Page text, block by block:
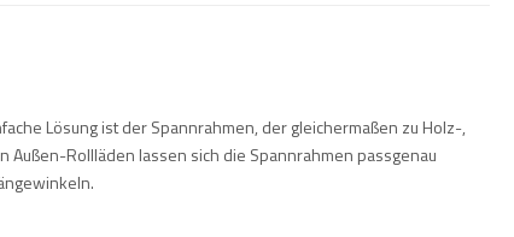
Lösung ist der Spannrahmen, der gleichermaßen zu Holz-,
Rollläden lassen sich die Spannrahmen passgenau